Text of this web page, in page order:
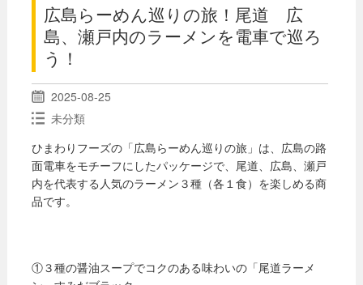
広島らーめん巡りの旅！尾道 広
島、瀬戸内のラーメンを電車で巡ろ
う！
2025-08-25
未分類
ひまわりフーズの「広島らーめん巡りの旅」は、広島の路
面電車をモチーフにしたパッケージで、尾道、広島、瀬戸
内を代表する人気のラーメン３種（各１食）を楽しめる商
品です。
①３種の醤油スープでコクのある味わいの「尾道ラーメ